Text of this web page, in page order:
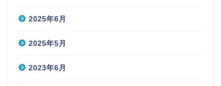
2025年6月
2025年5月
2023年6月